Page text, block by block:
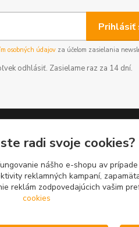
Prihlásiť
osobných údajovza účelom zasielania
odhlásiť. Zasielame raz za 14 dní.
Kde nás nájdete
Zlievarenská 8130/5
Trnava, 917 02
radi svoje cookies?
nášho e-shopu av
reklamných kampaní,
reklám zodpovedajúcich vašim
cookies